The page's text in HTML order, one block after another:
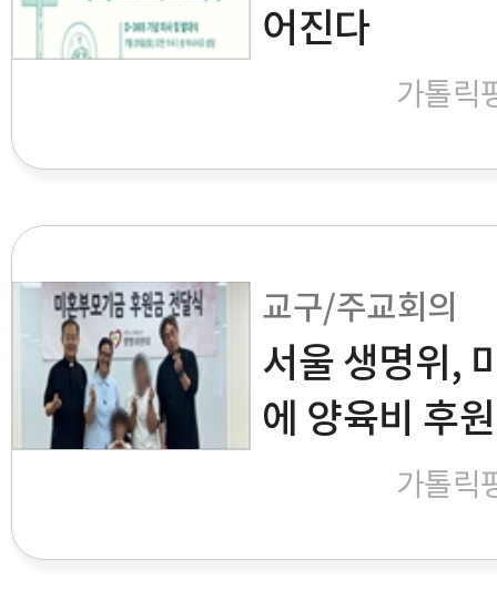
어진다
가톨릭
교구/주교회의
서울 생명위,
에 양육비 후원
가톨릭